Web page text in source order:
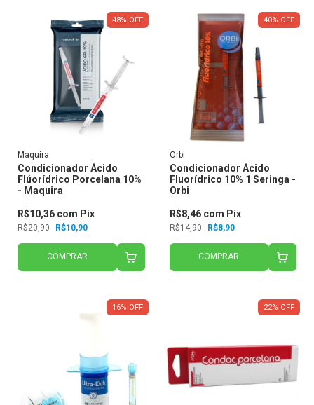
48% OFF
Maquira
Condicionador Ácido
Flúorídrico Porcelana 10%
- Maquira
R$20,90 R$10,90
R$10,36 com Pix
COMPRAR
40% OFF
Orbi
Condicionador Ácido
Fluorídrico 10% 1 Seringa -
Orbi
R$14,90 R$8,90
R$8,46 com Pix
COMPRAR
16% OFF 22% OFF